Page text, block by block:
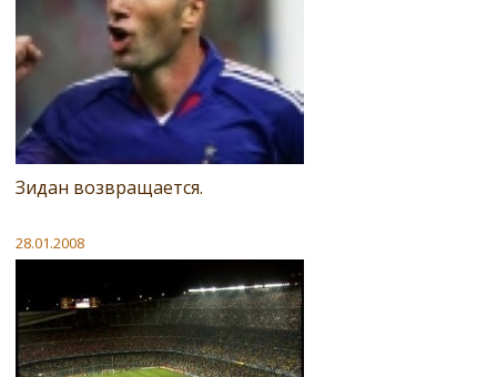
Зидан возвращается.
28.01.2008